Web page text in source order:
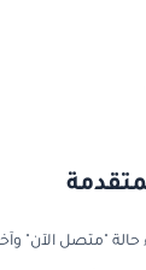
"متصل الآن"